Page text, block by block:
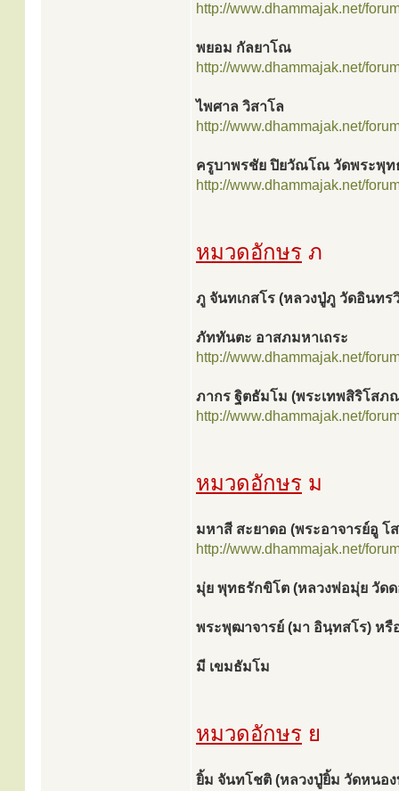
http://www.dhammajak.net/
พยอม กัลยาโณ
http://www.dhammajak.net/
ไพศาล วิสาโล
http://www.dhammajak.net/
ครูบาพรชัย ปิยวัณโณ วัดพระพุท
http://www.dhammajak.net/
หมวดอักษร ภ
ภู จันทเกสโร (หลวงปู่ภู วัดอินทร
ภัททันตะ อาสภมหาเถระ
http://www.dhammajak.net/
ภากร ฐิตธัมโม (พระเทพสิริโสภ
http://www.dhammajak.net/
หมวดอักษร ม
มหาสี สะยาดอ (พระอาจารย์อู
http://www.dhammajak.net/
มุ่ย พุทธรักขิโต (หลวงพ่อมุ่ย วัด
พระพุฒาจารย์ (มา อินฺทสโร) หรื
มี เขมธัมโม
หมวดอักษร ย
ยิ้ม จันทโชติ (หลวงปู่ยิ้ม วัดหนอง